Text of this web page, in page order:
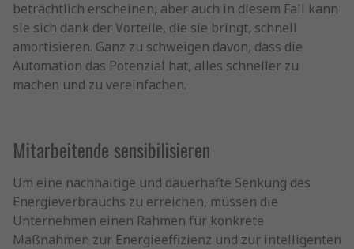
beträchtlich erscheinen, aber auch in diesem Fall kann
sie sich dank der Vorteile, die sie bringt, schnell
amortisieren. Ganz zu schweigen davon, dass die
Automation das Potenzial hat, alles schneller zu
machen und zu vereinfachen.
Mitarbeitende sensibilisieren
Um eine nachhaltige und dauerhafte Senkung des
Energieverbrauchs zu erreichen, müssen die
Unternehmen einen Rahmen für konkrete
Maßnahmen zur Energieeffizienz und zur intelligenten